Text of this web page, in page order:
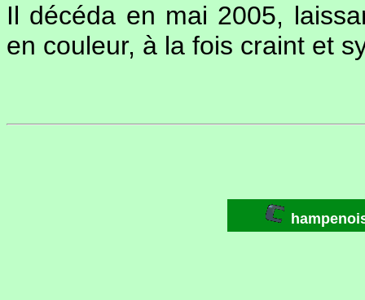
Il décéda en mai 2005,
en couleur, à la fois craint et